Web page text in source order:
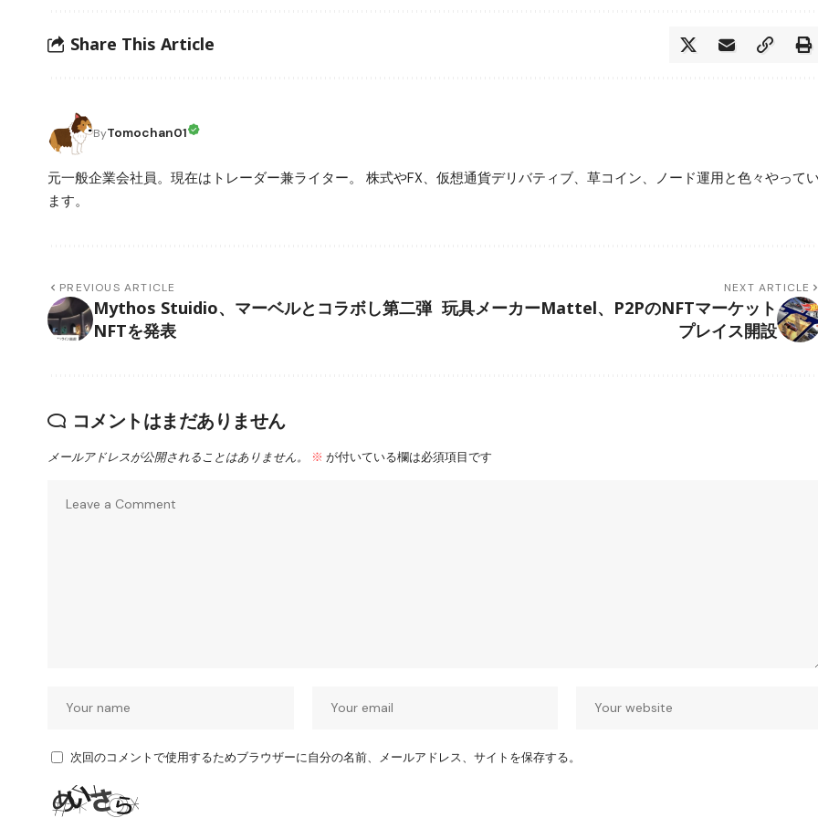
Share This Article
ByTomochan01
元一般企業会社員。現在はトレーダー兼ライター。 株式やFX、仮想通貨デリバティブ、草コイン、ノード運用と色々やって
ます。
PREVIOUS ARTICLE
Mythos Stuidio、マーベルとコラボし第二弾
NFTを発表
NEXT ARTICLE
玩具メーカーMattel、P2PのNFTマーケット
プレイス開設
コメントはまだありません
メールアドレスが公開されることはありません。 ※ が付いている欄は必須項目です
次回のコメントで使用するためブラウザーに自分の名前、メールアドレス、サイトを保存する。